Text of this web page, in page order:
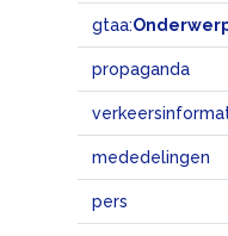
gtaa:
propaganda
mededelingen
pers